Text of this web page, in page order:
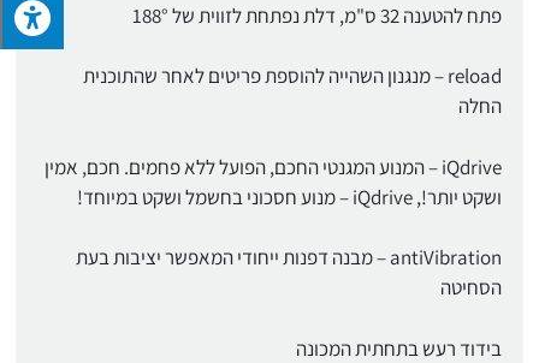
פתח להטענה 32 ס"מ, דלת נפתחת לזווית של 188°
reload – מנגנון השהייה להוספת פריטים לאחר שהתוכנית
החלה
iQdrive – המנוע המגנטי החכם, הפועל ללא פחמים. חכם, אמין
ושקט יותר!, iQdrive – מנוע חסכוני בחשמל ושקט במיוחד!
antiVibration – מבנה דפנות ייחודי המאפשר יציבות בעת
הסחיטה
בידוד רעש בתחתית המכונה